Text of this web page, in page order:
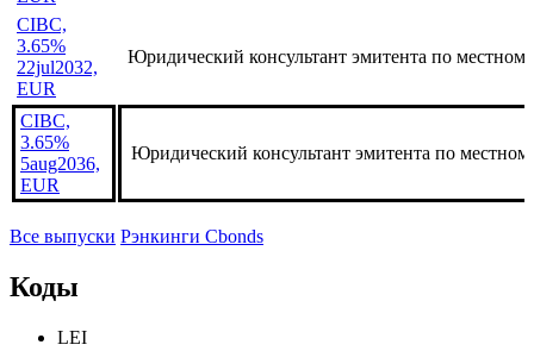
3.9%
15jul2036,
EUR
CIBC,
3.65%
22jul2032,
EUR
CIBC,
5aug2036,
Юридический консультант эмитента по